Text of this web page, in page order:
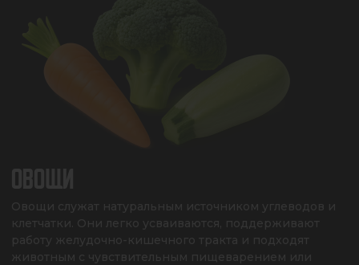
ОВОЩИ
Овощи служат натуральным источником углеводов и
клетчатки. Они легко усваиваются, поддерживают
работу желудочно-кишечного тракта и подходят
животным с чувствительным пищеварением или